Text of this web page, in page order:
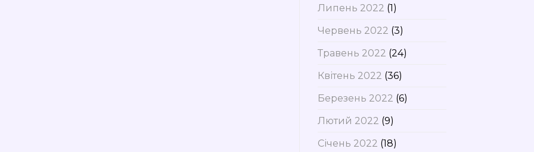
Липень 2022 (1)
Червень 2022 (3)
Травень 2022 (24)
Квітень 2022 (36)
Березень 2022 (6)
Лютий 2022 (9)
Січень 2022 (18)